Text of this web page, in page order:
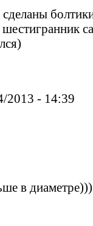
2013 - 14:39
в диаметре)))